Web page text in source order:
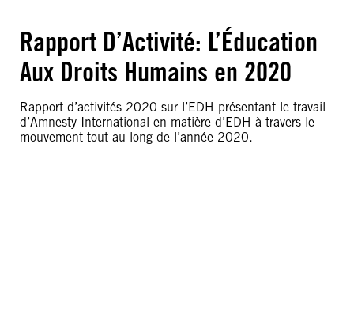
Rapport D’Activité: L’Éducation
Aux Droits Humains en 2020
Rapport d’activités 2020 sur l’EDH présentant le travail
d’Amnesty International en matière d’EDH à travers le
mouvement tout au long de l’année 2020.